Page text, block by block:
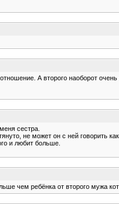
А второго наоборот очень
сестра.
не может он с ней говорить
и любит больше.
чем ребёнка от второго мужа